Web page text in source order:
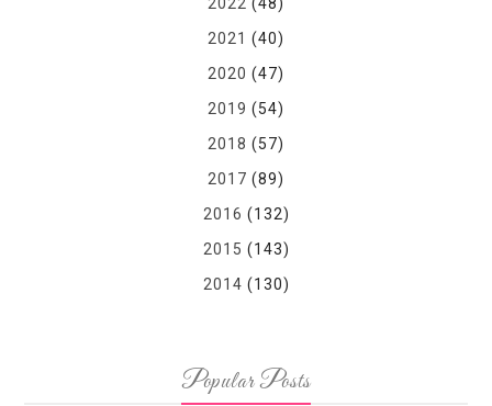
2021 (40)
2020 (47)
2019 (54)
2018 (57)
2017 (89)
2016 (132)
2015 (143)
2014 (130)
Popular Posts